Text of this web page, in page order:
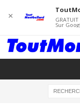
✕ GRATUIT
Sur